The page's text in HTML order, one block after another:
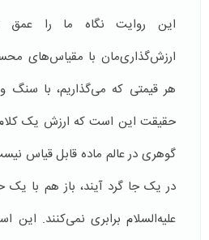
این روایت نگاه ما را عمق
ارزش‌گذاری‌مان با مقیاس‌های
هر قیمتی که می‌گذاریم، با سنگ
حقیقت این است که ارزش یک
گوهری در عالم ماده قابل قیاس
در یک جا گرد آیند، باز هم با یک
علیه‌السلام برابری نمی‌کنند.